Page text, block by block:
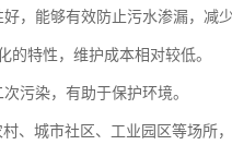
，能够有效防止污水渗漏，减
特性，维护成本相对较低。
污染，有助于保护环境。
、城市社区、工业园区等场所